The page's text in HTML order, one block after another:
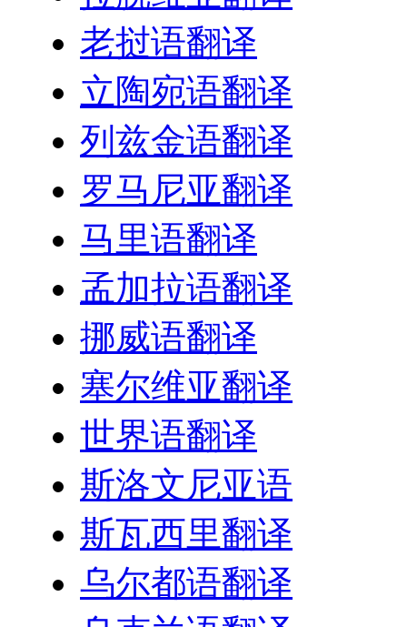
老挝语翻译
立陶宛语翻译
列兹金语翻译
罗马尼亚翻译
马里语翻译
孟加拉语翻译
挪威语翻译
塞尔维亚翻译
世界语翻译
斯洛文尼亚语
斯瓦西里翻译
乌尔都语翻译